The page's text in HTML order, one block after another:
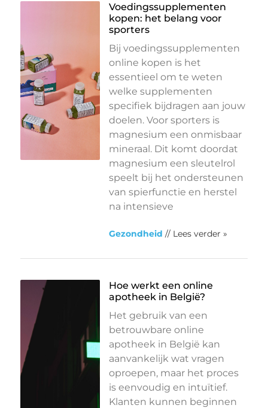
Voedingssupplementen
kopen: het belang voor
sporters
Bij voedingssupplementen
online kopen is het
essentieel om te weten
welke supplementen
specifiek bijdragen aan jouw
doelen. Voor sporters is
magnesium een onmisbaar
mineraal. Dit komt doordat
magnesium een sleutelrol
speelt bij het ondersteunen
van spierfunctie en herstel
na intensieve
Gezondheid // Lees verder »
Hoe werkt een online
apotheek in België?
Het gebruik van een
betrouwbare online
apotheek in België kan
aanvankelijk wat vragen
oproepen, maar het proces
is eenvoudig en intuïtief.
Klanten kunnen beginnen